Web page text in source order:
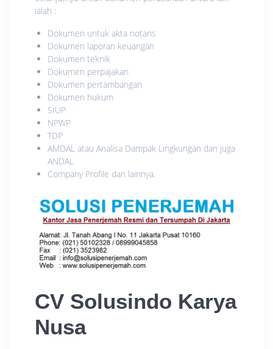
ialah :
Dokumen untuk akta notaris
Dokumen laporan keuangan
Dokumen teknik
Dokumen perpajakan
Dokumen pertambangan
Dokumen hukum
SIUP
NPWP
TDP
AMDAL atau Analisa Dampak Lingkungan dan juga
ANDAL
Company Profile dan lainnya.
CV Solusindo Karya
Nusa